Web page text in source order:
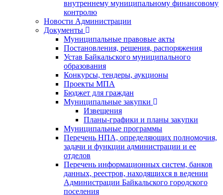
внутреннему муниципальному финансовому
контролю
Новости Администрации
Документы
Муниципальные правовые акты
Постановления, решения, распоряжения
Устав Байкальского муниципального
образования
Конкурсы, тендеры, аукционы
Проекты МПА
Бюджет для граждан
Муниципальные закупки
Извещения
Планы-графики и планы закупки
Муниципальные программы
Перечень НПА, определяющих полномочия,
задачи и функции администрации и ее
отделов
Перечень информационных систем, банков
данных, реестров, находящихся в ведении
Администрации Байкальского городского
поселения